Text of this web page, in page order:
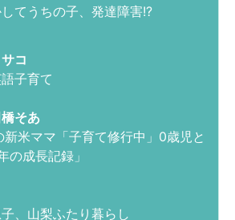
てうちの子、発達障害!?
コ
子育て
そあ
新米ママ「子育て修行中」0歳児と
の成長記録」
、山梨ふたり暮らし